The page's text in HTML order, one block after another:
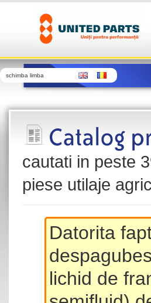
schimba limba
cautati in peste
piese utilaje
Datorita
lichid de